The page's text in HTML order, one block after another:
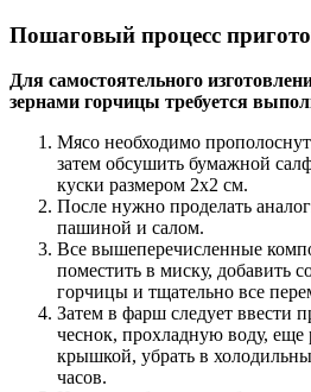
Пошаговый процесс
Для самостоятельного
зернами горчицы требуется
Мясо необходимо
затем обсушить бумажной
куски размером 2х2 см.
После нужно проделать
пашиной и салом.
Все вышеперечисленные
поместить в миску, добавить
горчицы и тщательно все
Затем в фарш следует ввести
чеснок, прохладную воду, еще
крышкой, убрать в
часов.